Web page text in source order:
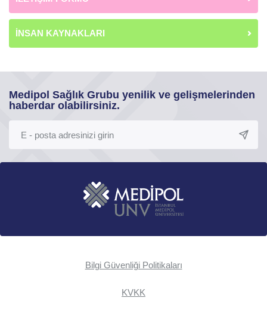
İNSAN KAYNAKLARI
Medipol Sağlık Grubu yenilik ve gelişmelerinden
haberdar olabilirsiniz.
Bilgi Güvenliği Politikaları
KVKK